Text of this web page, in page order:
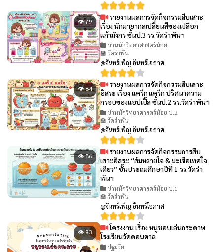
👁 79
รายงานผลการจัดกิจกรรมสืบเสาะ
เรื่อง นักมายากลเปลี่ยนสีของเปลือก
แก้วมังกร ชั้นป.3 รร.วัดรำพันฯ
บ้านนักวิทยาศาสตร์น้อย
🏫 วัดรำพัน
@จันทร์เพ็ญ อินทร์โอภาศ
👁 84
รายงานผลการจัดกิจกรรมสืบเสาะ
อิสระ เรื่อง แคร็ก แคร็ก ปริศนาความ
กรอบของแอปเปิ้ล ชั้นป.2 รร.วัดรำพันฯ
บ้านนักวิทยาศาสตร์น้อย ป.2
🏫 วัดรำพัน
@จันทร์เพ็ญ อินทร์โอภาศ
👁 86
รายงานผลการจัดกิจกรรมการสืบ
เสาะอิสระ “ส้มหลายใจ & มะเขือเทศใจ
เดียว” ชั้นประถมศึกษาปีที่ 1 รร.วัดรำ
พันฯ
บ้านนักวิทยาศาสตร์น้อย ป.1
🏫 วัดรำพัน
@จันทร์เพ็ญ อินทร์โอภาศ
👁 93
โครงงาน เรื่อง หนูชอบเล่นกระดาษ
โรงเรียนวัดดอนตาล
ปฐมวัย